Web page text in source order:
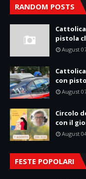
RANDOM POSTS
pistola
August
con
August
Circolo
con il
August
FESTE POPOLARI